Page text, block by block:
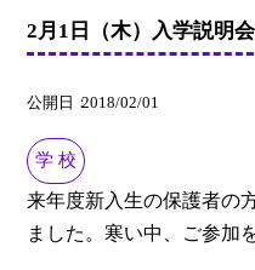
2月1日（木）入学説明会
公開日 2018/02/01
学 校
来年度新入生の保護者の
ました。寒い中、ご参加